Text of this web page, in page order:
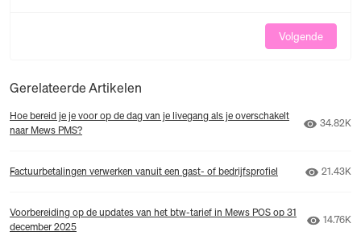
Volgende
Gerelateerde Artikelen
Hoe bereid je je voor op de dag van je livegang als je overschakelt
naar Mews PMS?
Aantal
34.82K
Factuurbetalingen verwerken vanuit een gast- of bedrijfsprofiel Aantal
21.43K
Voorbereiding op de updates van het btw-tarief in Mews POS op 31
december 2025
Aantal
14.76K